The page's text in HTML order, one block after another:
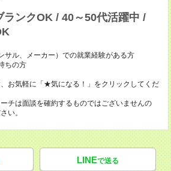
ランクOK / 40～50代活躍中 /
サル、メーカー）での就業経験がある方
ちの方
お気軽に「★気になる！」をクリックしてくだ
チは面談を確約するものではございませんの
い。
LINEで送る